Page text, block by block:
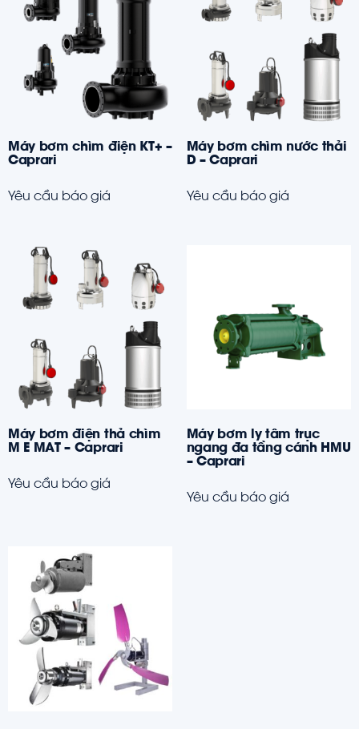
Máy bơm chìm điện KT+ –
Caprari
Yêu cầu báo giá
Máy bơm chìm nước thải
D – Caprari
Yêu cầu báo giá
Máy bơm điện thả chìm
M E MAT – Caprari
Yêu cầu báo giá
Máy bơm ly tâm trục
ngang đa tầng cánh HMU
– Caprari
Yêu cầu báo giá